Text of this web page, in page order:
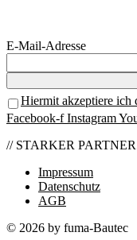
E-Mail-Adresse
Hiermit akzeptiere ich
Facebook-f Instagram
// STARKER
Impressum
Datenschutz
AGB
© 2026 by fuma-Bautec